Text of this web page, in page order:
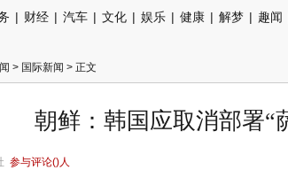
| 财经 | 汽车 | 文化 | 娱乐 | 健康 | 解梦 | 趣闻
> 国际新闻 > 正文
朝鲜：韩国应取消部署“
参与评论()人